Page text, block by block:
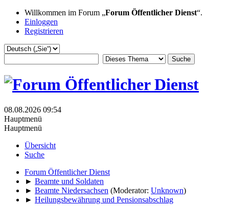
Willkommen im Forum „Forum Öffentlicher Dienst“.
Einloggen
Registrieren
08.08.2026 09:54
Hauptmenü
Hauptmenü
Übersicht
Suche
Forum Öffentlicher Dienst
► Beamte und Soldaten
► Beamte Niedersachsen (Moderator: Unknown)
► Heilungsbewährung und Pensionsabschlag